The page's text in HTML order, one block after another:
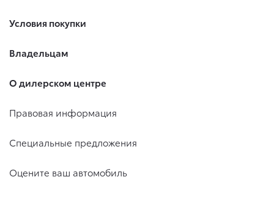
Условия покупки
Владельцам
О дилерском центре
Правовая информация
Специальные предложения
Оцените ваш автомобиль